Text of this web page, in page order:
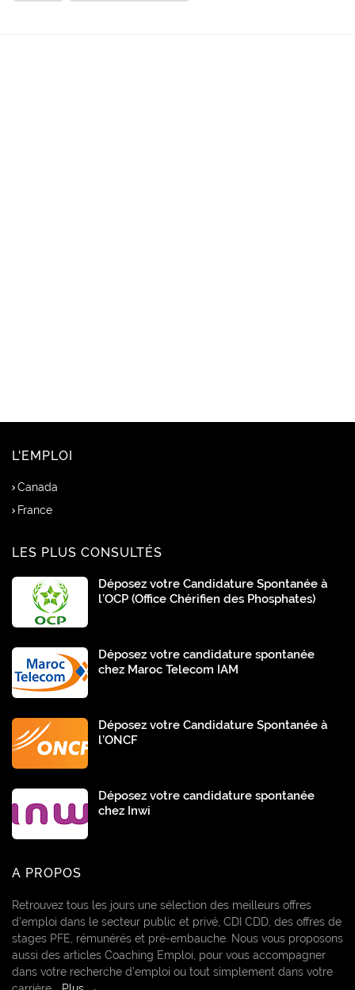
L'EMPLOI
Canada
France
LES PLUS CONSULTÉS
Déposez votre Candidature Spontanée à
l’OCP (Office Chérifien des Phosphates)
Déposez votre candidature spontanée
chez Maroc Telecom IAM
Déposez votre Candidature Spontanée à
l’ONCF
Déposez votre candidature spontanée
chez Inwi
A PROPOS
Retrouvez tous les jours une sélection des meilleurs offres
d’emploi dans le secteur public et privé, CDI CDD, des offres de
stages PFE, rémunérés et pré-embauche. Nous vous proposons
aussi des articles Coaching Emploi, pour vous accompagner
dans votre recherche d’emploi ou tout simplement dans votre